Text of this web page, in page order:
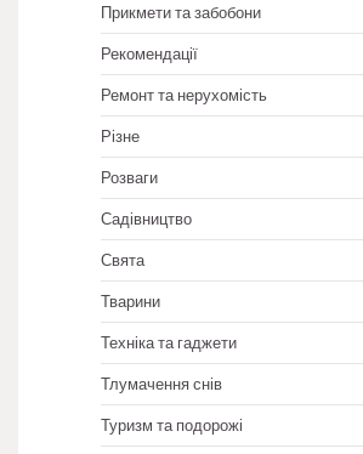
Прикмети та забобони
Рекомендації
Ремонт та нерухомість
Різне
Розваги
Садівництво
Свята
Тварини
Техніка та гаджети
Тлумачення снів
Туризм та подорожі